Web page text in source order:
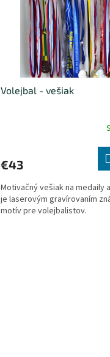
Volejbal - vešiak
€43
Motivačný vešiak na medaily
je laserovým gravírovaním
motív pre volejbalistov.